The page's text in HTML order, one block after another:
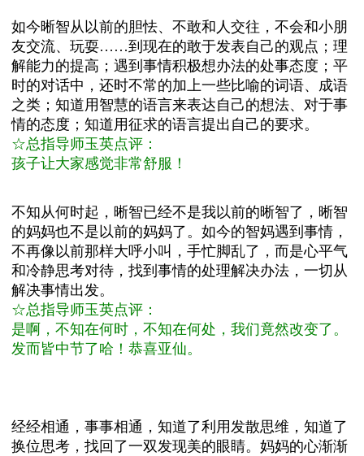
如今晰智从以前的胆怯、不敢和人交往，不会和小朋
友交流、玩耍……到现在的敢于发表自己的观点；理
解能力的提高；遇到事情积极想办法的处事态度； 平
时的对话中，还时不常的加上一些比喻的词语、成语
之类；知道用智慧的语言来表达自己的想法、对于事
情的态度；知道用征求的语言提出自己的要求。
☆总指导师玉英点评：
孩子让大家感觉非常舒服！
不知从何时起，晰智已经不是我以前的晰智了，晰智
的妈妈也不是以前的妈妈了。如今的智妈遇到事情，
不再像以前那样大呼小叫，手忙脚乱了，而是心平气
和冷静思考对待，找到事情的处理解决办法，一切从
解决事情出发。
☆总指导师玉英点评：
是啊，不知在何时，不知在何处，我们竟然改变了。
发而皆中节了哈！恭喜亚仙。
经经相通，事事相通，知道了利用发散思维，知道了
换位思考，找回了一双发现美的眼睛。妈妈的心渐渐